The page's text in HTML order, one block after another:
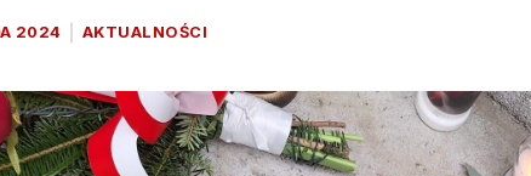
2024 AKTUALNOŚCI